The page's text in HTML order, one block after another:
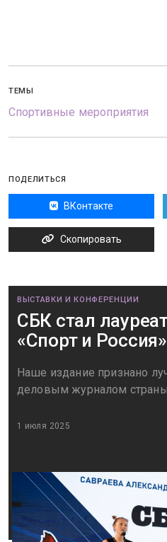
ТЕМЫ
Спортивные мероприятия
ПОДЕЛИТЬСЯ
ВКонтакте
Скопировать
ВЫСТАВКИ И КОНФЕРЕНЦИИ
СБК стал
«Спорт и
Наше издание признано
деловым журналом страны
1 июля 2025